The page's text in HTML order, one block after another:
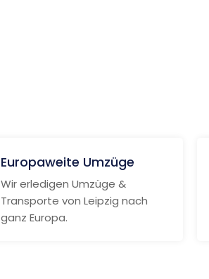
Europaweite Umzüge
Wir erledigen Umzüge &
Transporte von Leipzig nach
ganz Europa.